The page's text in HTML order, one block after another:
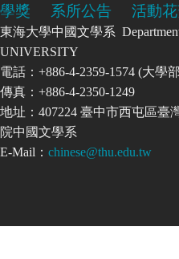
學獎
系所公告 活動
東海大學中國文學系
UNIVERSITY
電話：+886-4-2359-1574 (大學
傳真：+886-4-2350-1249
地址：407224 臺中市西屯區
院中國文學系
E-Mail： chinese@thu.edu.tw